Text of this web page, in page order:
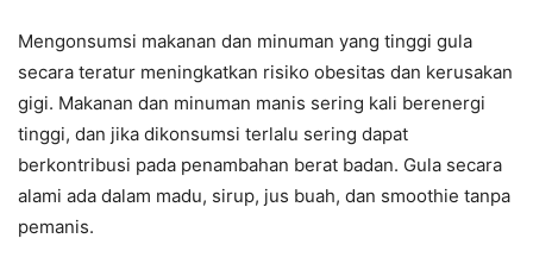
Mengonsumsi makanan dan minuman yang tinggi gula
secara teratur meningkatkan risiko obesitas dan kerusakan
gigi. Makanan dan minuman manis sering kali berenergi
tinggi, dan jika dikonsumsi terlalu sering dapat
berkontribusi pada penambahan berat badan. Gula secara
alami ada dalam madu, sirup, jus buah, dan smoothie tanpa
pemanis.